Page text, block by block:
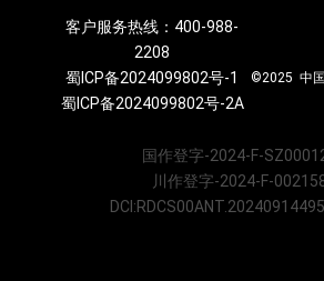
客户服务热线：400-988-
2208
蜀ICP备2024099802号-1
蜀ICP备2024099802号-2A
©2025 中
国作登字-2024-F-
川作登字-2024-F-